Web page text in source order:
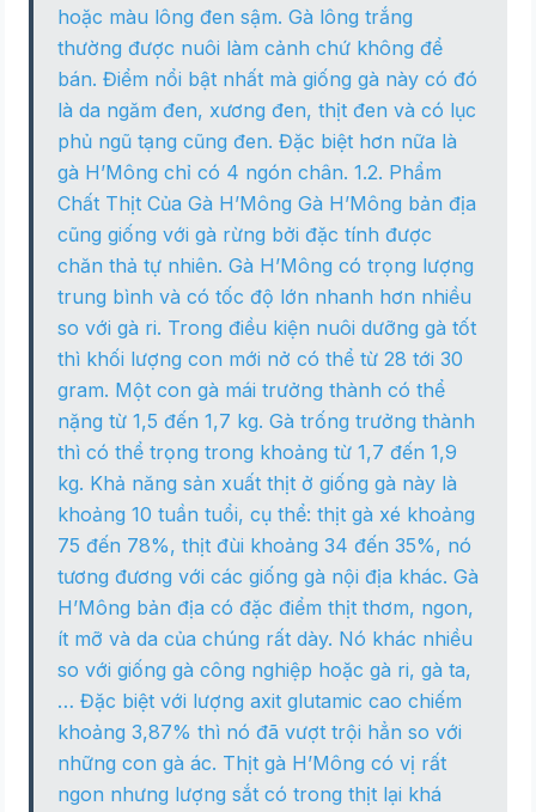
hoặc màu lông đen sậm. Gà lông trắng
thường được nuôi làm cảnh chứ không để
bán. Điểm nổi bật nhất mà giống gà này có đó
là da ngăm đen, xương đen, thịt đen và có lục
phủ ngũ tạng cũng đen. Đặc biệt hơn nữa là
gà H’Mông chỉ có 4 ngón chân. 1.2. Phẩm
Chất Thịt Của Gà H’Mông Gà H’Mông bản địa
cũng giống với gà rừng bởi đặc tính được
chăn thả tự nhiên. Gà H’Mông có trọng lượng
trung bình và có tốc độ lớn nhanh hơn nhiều
so với gà ri. Trong điều kiện nuôi dưỡng gà tốt
thì khối lượng con mới nở có thể từ 28 tới 30
gram. Một con gà mái trưởng thành có thể
nặng từ 1,5 đến 1,7 kg. Gà trống trưởng thành
thì có thể trọng trong khoảng từ 1,7 đến 1,9
kg. Khả năng sản xuất thịt ở giống gà này là
khoảng 10 tuần tuổi, cụ thể: thịt gà xé khoảng
75 đến 78%, thịt đùi khoảng 34 đến 35%, nó
tương đương với các giống gà nội địa khác. Gà
H’Mông bản địa có đặc điểm thịt thơm, ngon,
ít mỡ và da của chúng rất dày. Nó khác nhiều
so với giống gà công nghiệp hoặc gà ri, gà ta,
… Đặc biệt với lượng axit glutamic cao chiếm
khoảng 3,87% thì nó đã vượt trội hẳn so với
những con gà ác. Thịt gà H’Mông có vị rất
ngon nhưng lượng sắt có trong thịt lại khá